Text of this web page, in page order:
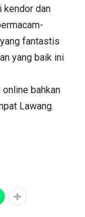
kendor dan
fantastis
yang baik ini
bahkan
Lawang.